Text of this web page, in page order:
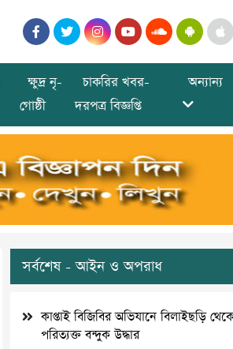
ক্ষুদ্র নৃ-
গোষ্ঠী
চাকরির খবর-
দরপত্র বিজ্ঞপ্তি
অন্যান্য
সর্বশেষ - আইন ও অপরাধ
কাপ্তাই বিজিবির অভিযানে বিলাইছড়ি
পরিত্যক্ত বন্দুক উদ্ধার